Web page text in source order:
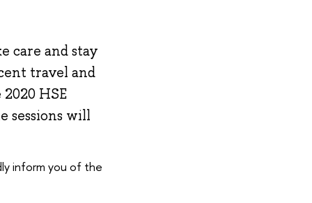
care and stay
travel and
HSE
sessions will
inform you of the